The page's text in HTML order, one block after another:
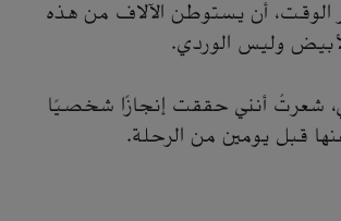
الوقت، أن يستوطن الآلاف من هذه
الأبيض وليس الوردي.
شعرتُ أنني حققت إنجازًا شخصيًا
قبل يومين من الرحلة.